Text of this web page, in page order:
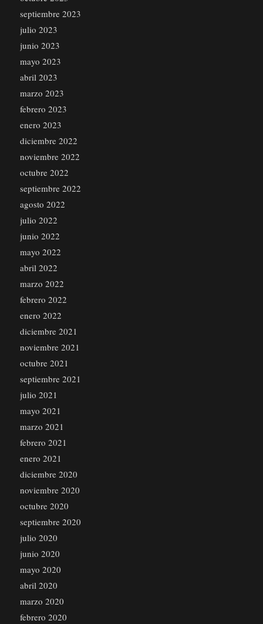
septiembre 2023
julio 2023
junio 2023
mayo 2023
abril 2023
marzo 2023
febrero 2023
enero 2023
diciembre 2022
noviembre 2022
octubre 2022
septiembre 2022
agosto 2022
julio 2022
junio 2022
mayo 2022
abril 2022
marzo 2022
febrero 2022
enero 2022
diciembre 2021
noviembre 2021
octubre 2021
septiembre 2021
julio 2021
mayo 2021
marzo 2021
febrero 2021
enero 2021
diciembre 2020
noviembre 2020
octubre 2020
septiembre 2020
julio 2020
junio 2020
mayo 2020
abril 2020
marzo 2020
febrero 2020